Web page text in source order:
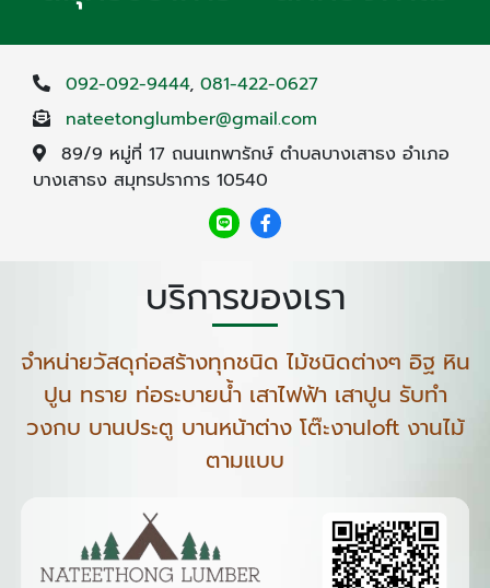
092-092-9444, 081-422-0627
nateetonglumber@gmail.com
89/9 หมู่ที่ 17 ถนนเทพารักษ์ ตำบลบางเสาธง อำเภอ
บางเสาธง สมุทรปราการ 10540
บริการของเรา
จำหน่ายวัสดุก่อสร้างทุกชนิด ไม้ชนิดต่างๆ อิฐ หิน
ปูน ทราย ท่อระบายน้ำ เสาไฟฟ้า เสาปูน รับทำ
วงกบ บานประตู บานหน้าต่าง โต๊ะงานloft งานไม้
ตามแบบ